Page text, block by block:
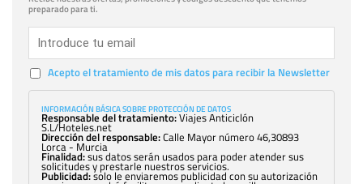
preparado para ti.
Acepto el tratamiento de mis datos para recibir la Newsletter
INFORMACIÓN BÁSICA SOBRE PROTECCIÓN DE DATOS
Responsable del tratamiento:Viajes Anticiclón
S.L/Hoteles.net
Dirección del responsable:Calle Mayor número 46,30893
Lorca - Murcia
Finalidad:sus datos serán usados para poder atender sus
solicitudes y prestarle nuestros servicios.
Publicidad:solo le enviaremos publicidad con su autorización